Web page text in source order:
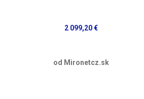
2 099,20 €
od Mironetcz.sk